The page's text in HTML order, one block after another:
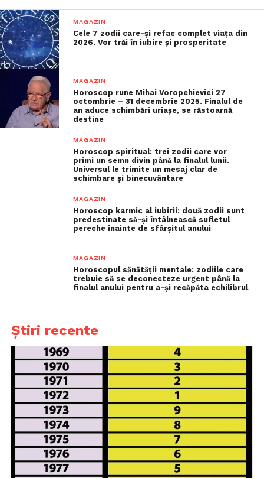
MAGAZIN
Cele 7 zodii care-și refac complet viața din
2026. Vor trăi în iubire și prosperitate
MAGAZIN
Horoscop rune Mihai Voropchievici 27
octombrie – 31 decembrie 2025. Finalul de
an aduce schimbări uriașe, se răstoarnă
destine
MAGAZIN
Horoscop spiritual: trei zodii care vor
primi un semn divin până la finalul lunii.
Universul le trimite un mesaj clar de
schimbare și binecuvântare
MAGAZIN
Horoscop karmic al iubirii: două zodii sunt
predestinate să-și întâlnească sufletul
pereche înainte de sfârșitul anului
MAGAZIN
Horoscopul sănătății mentale: zodiile care
trebuie să se deconecteze urgent până la
finalul anului pentru a-și recăpăta echilibrul
Știri recente